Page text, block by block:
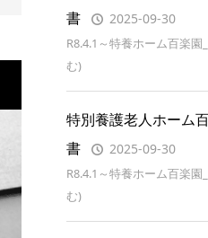
書
2025-09-30
R8.4.1～特養ホーム百楽
む)
特別養護老人ホーム
書
2025-09-30
R8.4.1～特養ホーム百楽
む)